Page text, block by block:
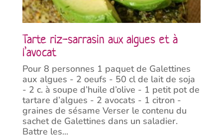
Tarte riz-sarrasin aux algues et à
l’avocat
Pour 8 personnes 1 paquet de Galettines
aux algues - 2 oeufs - 50 cl de lait de soja
- 2 c. à soupe d’huile d’olive - 1 petit pot de
tartare d’algues - 2 avocats - 1 citron -
graines de sésame Verser le contenu du
sachet de Galettines dans un saladier.
Battre les...